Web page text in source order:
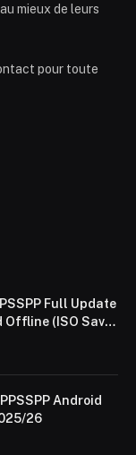
mieux de leurs
pour toute
Full Update
(ISO Save
Android
26